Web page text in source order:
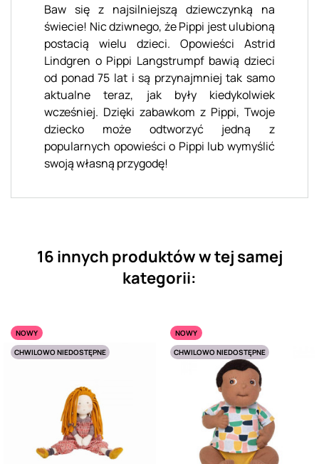
Baw się z najsilniejszą dziewczynką na
świecie! Nic dziwnego, że Pippi jest ulubioną
postacią wielu dzieci. Opowieści Astrid
Lindgren o Pippi Langstrumpf bawią dzieci
od ponad 75 lat i są przynajmniej tak samo
aktualne teraz, jak były kiedykolwiek
wcześniej. Dzięki zabawkom z Pippi, Twoje
dziecko może odtworzyć jedną z
popularnych opowieści o Pippi lub wymyślić
swoją własną przygodę!
16 innych produktów w tej samej
kategorii:
NOWY
CHWILOWO NIEDOSTĘPNE
NOWY
CHWILOWO NIEDOSTĘPNE